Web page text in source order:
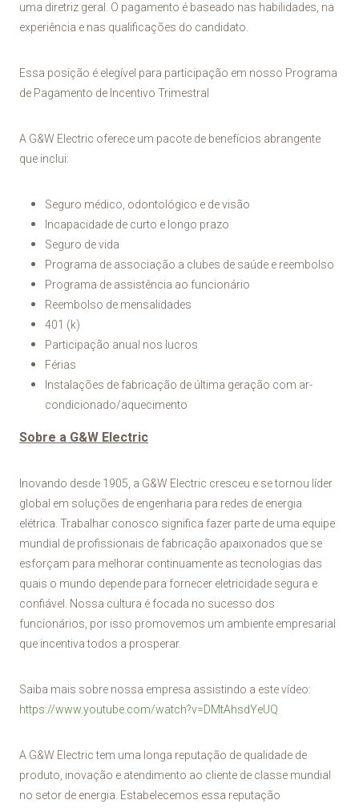
uma diretriz geral. O pagamento é baseado nas habilidades, na
experiência e nas qualificações do candidato.
Essa posição é elegível para participação em nosso Programa
de Pagamento de Incentivo Trimestral
A G&W Electric oferece um pacote de benefícios abrangente
que inclui:
Seguro médico, odontológico e de visão
Incapacidade de curto e longo prazo
Seguro de vida
Programa de associação a clubes de saúde e reembolso
Programa de assistência ao funcionário
Reembolso de mensalidades
401 (k)
Participação anual nos lucros
Férias
Instalações de fabricação de última geração com ar-
condicionado/aquecimento
Sobre a G&W Electric
Inovando desde 1905, a G&W Electric cresceu e se tornou líder
global em soluções de engenharia para redes de energia
elétrica. Trabalhar conosco significa fazer parte de uma equipe
mundial de profissionais de fabricação apaixonados que se
esforçam para melhorar continuamente as tecnologias das
quais o mundo depende para fornecer eletricidade segura e
confiável. Nossa cultura é focada no sucesso dos
funcionários, por isso promovemos um ambiente empresarial
que incentiva todos a prosperar.
Saiba mais sobre nossa empresa assistindo a este vídeo:
https://www.youtube.com/watch?v=DMtAhsdYeUQ
A G&W Electric tem uma longa reputação de qualidade de
produto, inovação e atendimento ao cliente de classe mundial
no setor de energia. Estabelecemos essa reputação